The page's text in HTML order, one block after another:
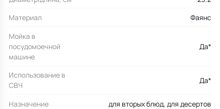
Материал
Фаянс
Мойка в
посудомоечной
машине
Да*
Использование в
СВЧ
Да*
Назначение
для вторых блюд, для десертов